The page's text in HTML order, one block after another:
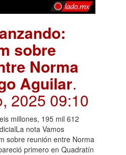
sobre
Norma
Aguilar.
2025 09:10
millones, 195 mil 612
nota Vamos
sobre reunión entre Norma
primero en Quadratín